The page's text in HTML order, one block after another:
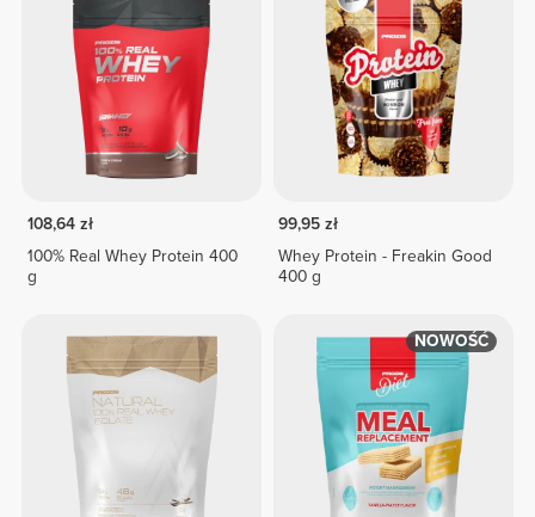
108,64 zł
100% Real Whey Protein 400
g
99,95 zł
Whey Protein - Freakin Good
400 g
NOWOŚĆ